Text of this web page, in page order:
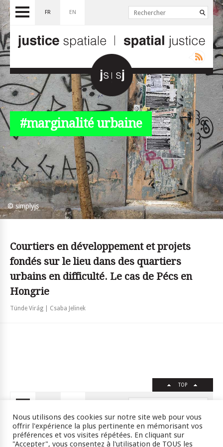
© simplyjs
FR EN
#marginalité urbaine
Courtiers en développement et projets
fondés sur le lieu dans des quartiers
urbains en difficulté. Le cas de Pécs en
Hongrie
Tünde Virág | Csaba Jelinek
TOP
Crédits RSS Plan du site
Nous utilisons des cookies sur notre site web pour vous
offrir l'expérience la plus pertinente en mémorisant vos
préférences et vos visites répétées. En cliquant sur
"Accepter", vous consentez à l'utilisation de TOUS les